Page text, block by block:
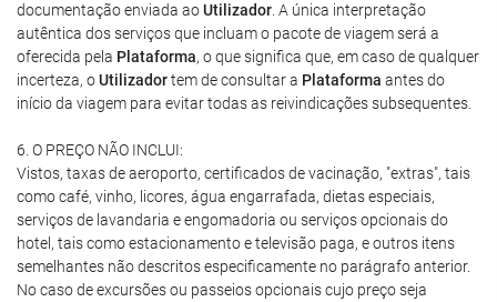
documentação enviada aoUtilizador . A única interpretação
autêntica dos serviços que incluam o pacote de viagem será a
oferecida pela Plataforma, o que significa que, em caso de qualquer
incerteza, oUtilizadortem de consultar a Plataforma antes do
início da viagem para evitar todas as reivindicações subsequentes.
6. O PREÇO NÃO INCLUI:
Vistos, taxas de aeroporto, certificados de vacinação, "extras", tais
como café, vinho, licores, água engarrafada, dietas especiais,
serviços de lavandaria e engomadoria ou serviços opcionais do
hotel, tais como estacionamento e televisão paga, e outros itens
semelhantes não descritos especificamente no parágrafo anterior.
No caso de excursões ou passeios opcionais cujo preço seja